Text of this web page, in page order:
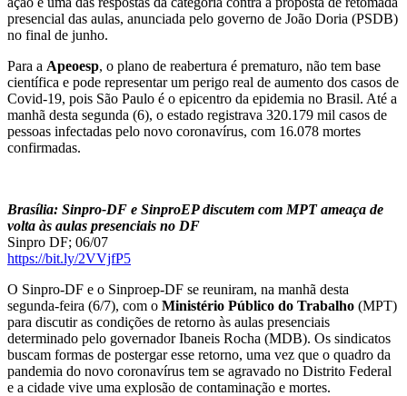
presencial das aulas, anunciada pelo governo de João Doria (PSDB)
no final de junho.
Para a Apeoesp, o plano de reabertura é prematuro, não tem base
científica e pode representar um perigo real de aumento dos casos de
Covid-19, pois São Paulo é o epicentro da epidemia no Brasil. Até a
manhã desta segunda (6), o estado registrava 320.179 mil casos de
pessoas infectadas pelo novo coronavírus, com 16.078 mortes
confirmadas.
Brasília: Sinpro-DF e SinproEP discutem com MPT ameaça de
volta às aulas presenciais no DF
Sinpro DF; 06/07
https://bit.ly/2VVjfP5
O Sinpro-DF e o Sinproep-DF se reuniram, na manhã desta
segunda-feira (6/7), com o Ministério Público do Trabalho (MPT)
para discutir as condições de retorno às aulas presenciais
determinado pelo governador Ibaneis Rocha (MDB). Os sindicatos
buscam formas de postergar esse retorno, uma vez que o quadro da
pandemia do novo coronavírus tem se agravado no Distrito Federal
e a cidade vive uma explosão de contaminação e mortes.